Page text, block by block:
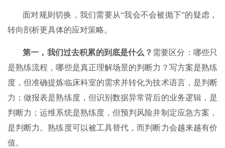
面对规则切换，我们需要从“我会不会被抛下”的疑虑，
转向剖析更具体的应对策略。
第一，我们过去积累的到底是什么？ 需要区分：哪些只
是熟练流程，哪些是真正理解场景的判断力？写方案是熟练
度，但准确提炼临床科室的需求并转化为技术语言，是判断
力；做报表是熟练度，但识别数据异常背后的业务逻辑，是
判断力；运维系统是熟练度，但预判风险并制定应急方案，
是判断力。熟练度可以被工具替代，而判断力会越来越有价
值。